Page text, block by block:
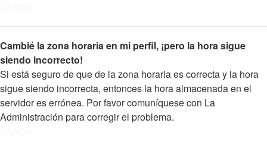
Cambié la zona horaria en mi perfil, ¡pero la hora sigue
siendo incorrecto!
Si está seguro de que de la zona horaria es correcta y la hora
sigue siendo incorrecta, entonces la hora almacenada en el
servidor es errónea. Por favor comuníquese con La
Administración para corregir el problema.